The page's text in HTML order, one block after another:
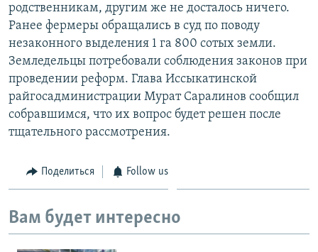
родственникам, другим же не досталось ничего.
Ранее фермеры обращались в суд по поводу
незаконного выделения 1 га 800 сотых земли.
Земледельцы потребовали соблюдения законов при
проведении реформ. Глава Иссыкатинской
райгосадминистрации Мурат Саралинов сообщил
собравшимся, что их вопрос будет решен после
тщательного рассмотрения.
Поделиться Follow us
Вам будет интересно